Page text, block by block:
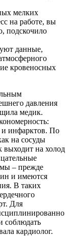
мелких
на работе, вы
подскочило
данные,
кровеносных
давления
медик.
и инфарктов. По
на сосуды
выходит на холод
– прежде
и имеются
В таких
Для
соблюдать
кардиолог.